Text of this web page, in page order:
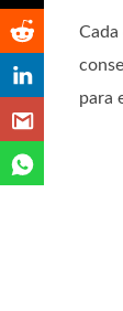
para